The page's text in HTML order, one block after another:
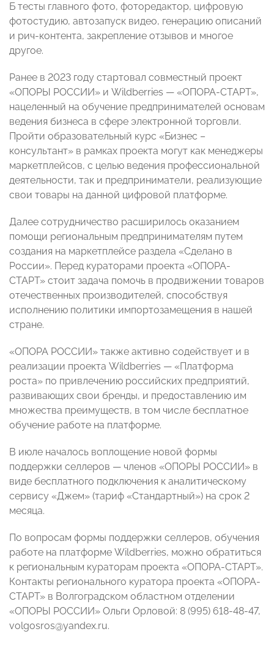
Б тесты главного фото, фоторедактор, цифровую
фотостудию, автозапуск видео, генерацию описаний
и рич-контента, закрепление отзывов и многое
другое.
Ранее в 2023 году стартовал совместный проект
«ОПОРЫ РОССИИ» и Wildberries — «ОПОРА-СТАРТ»,
нацеленный на обучение предпринимателей основам
ведения бизнеса в сфере электронной торговли.
Пройти образовательный курс «Бизнес –
консультант» в рамках проекта могут как менеджеры
маркетплейсов, с целью ведения профессиональной
деятельности, так и предприниматели, реализующие
свои товары на данной цифровой платформе.
Далее сотрудничество расширилось оказанием
помощи региональным предпринимателям путем
создания на маркетплейсе раздела «Сделано в
России». Перед кураторами проекта «ОПОРА-
СТАРТ» стоит задача помочь в продвижении товаров
отечественных производителей, способствуя
исполнению политики импортозамещения в нашей
стране.
«ОПОРА РОССИИ» также активно содействует и в
реализации проекта Wildberries — «Платформа
роста» по привлечению российских предприятий,
развивающих свои бренды, и предоставлению им
множества преимуществ, в том числе бесплатное
обучение работе на платформе.
В июле началось воплощение новой формы
поддержки селлеров — членов «ОПОРЫ РОССИИ» в
виде бесплатного подключения к аналитическому
сервису «Джем» (тариф «Стандартный») на срок 2
месяца.
По вопросам формы поддержки селлеров, обучения
работе на платформе Wildberries, можно обратиться
к региональным кураторам проекта «ОПОРА-СТАРТ».
Контакты регионального куратора проекта «ОПОРА-
СТАРТ» в Волгоградском областном отделении
«ОПОРЫ РОССИИ» Ольги Орловой: 8 (995) 618-48-47,
volgosros@yandex.ru.